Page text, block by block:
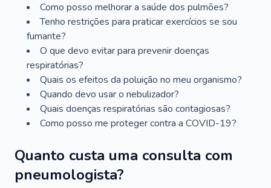
Como posso melhorar a saúde dos pulmões?
Tenho restrições para praticar exercícios se sou
fumante?
O que devo evitar para prevenir doenças
respiratórias?
Quais os efeitos da poluição no meu organismo?
Quando devo usar o nebulizador?
Quais doenças respiratórias são contagiosas?
Como posso me proteger contra a COVID-19?
Quanto custa uma consulta com
pneumologista?